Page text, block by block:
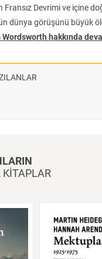
Fransız Devrimi ve içine
dünya görüşünü büyük
hakkında
KİTAPLAR